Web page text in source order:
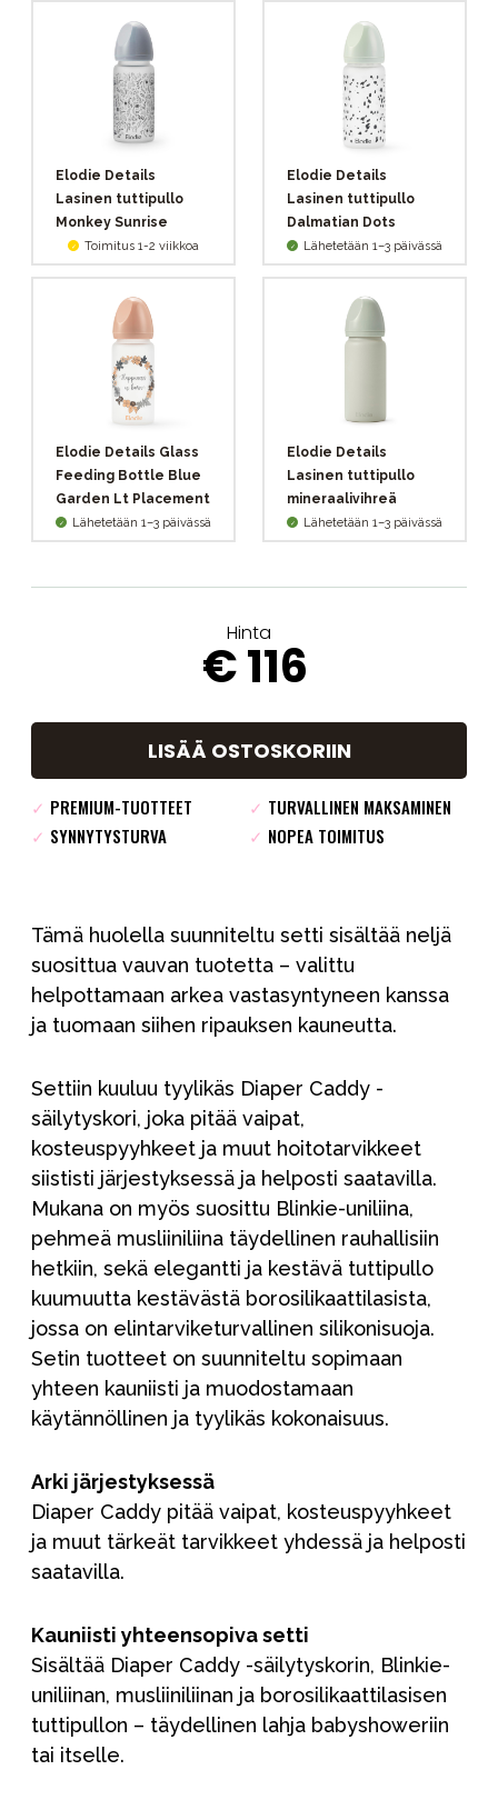
Elodie Details
Lasinen tuttipullo
Monkey Sunrise
Toimitus 1-2 viikkoa
Elodie Details
Lasinen tuttipullo
Dalmatian Dots
Lähetetään 1–3 päivässä
Elodie Details Glass
Feeding Bottle Blue
Garden Lt Placement
Lähetetään 1–3 päivässä
Elodie Details
Lasinen tuttipullo
mineraalivihreä
Lähetetään 1–3 päivässä
Hinta
€ 116
LISÄÄ OSTOSKORIIN
✓ PREMIUM-TUOTTEET ✓ TURVALLINEN MAKSAMINEN
✓ SYNNYTYSTURVA ✓ NOPEA TOIMITUS
Tämä huolella suunniteltu setti sisältää neljä
suosittua vauvan tuotetta – valittu
helpottamaan arkea vastasyntyneen kanssa
ja tuomaan siihen ripauksen kauneutta.
Settiin kuuluu tyylikäs Diaper Caddy -
säilytyskori, joka pitää vaipat,
kosteuspyyhkeet ja muut hoitotarvikkeet
siististi järjestyksessä ja helposti saatavilla.
Mukana on myös suosittu Blinkie-uniliina,
pehmeä musliiniliina täydellinen rauhallisiin
hetkiin, sekä elegantti ja kestävä tuttipullo
kuumuutta kestävästä borosilikaattilasista,
jossa on elintarviketurvallinen silikonisuoja.
Setin tuotteet on suunniteltu sopimaan
yhteen kauniisti ja muodostamaan
käytännöllinen ja tyylikäs kokonaisuus.
Arki järjestyksessä
Diaper Caddy pitää vaipat, kosteuspyyhkeet
ja muut tärkeät tarvikkeet yhdessä ja helposti
saatavilla.
Kauniisti yhteensopiva setti
Sisältää Diaper Caddy -säilytyskorin, Blinkie-
uniliinan, musliiniliinan ja borosilikaattilasisen
tuttipullon – täydellinen lahja babyshoweriin
tai itselle.